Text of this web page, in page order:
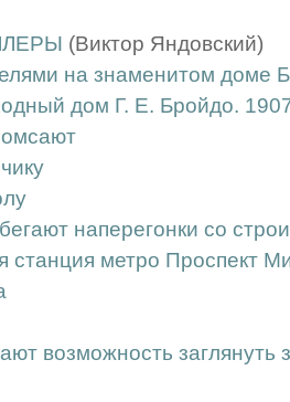
(Виктор Яндовский)
на знаменитом доме
дом Г. Е. Бройдо.
наперегонки со
станция метро Проспект
возможность заглянуть